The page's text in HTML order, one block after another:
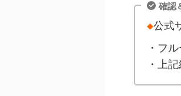
確認
◆公式
・フ
・上